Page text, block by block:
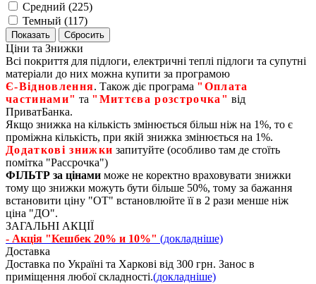
Средний (225)
Темный (117)
Ціни та Знижки
Всі покриття для підлоги, електричні теплі підлоги та супутні
матеріали до них можна купити за програмою
Є‑Відновлення. Також діє програма "Оплата
частинами" та "Миттєва розстрочка" від
ПриватБанка.
Якщо знижка на кількість змінюється більш ніж на 1%, то є
проміжна кількість, при якій знижка змінюється на 1%.
Додаткові знижки запитуйте (особливо там де стоїть
помітка "Рассрочка")
ФІЛЬТР за цінами може не коректно враховувати знижки
тому що знижки можуть бути більше 50%, тому за бажання
встановити ціну "ОТ" встановлюйте її в 2 рази менше ніж
ціна "ДО".
ЗАГАЛЬНІ АКЦІЇ
- Акція "Кешбек 20% и 10%" (докладніше)
Доставка
Доставка по Україні та Харкові від 300 грн. Занос в
приміщення любої складності.(докладніше)